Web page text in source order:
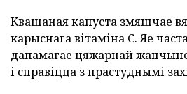
Квашаная капуста змяшчае
карыснага вітаміна С. Яе
дапамагае цяжарнай
і справіцца з прастуднымі